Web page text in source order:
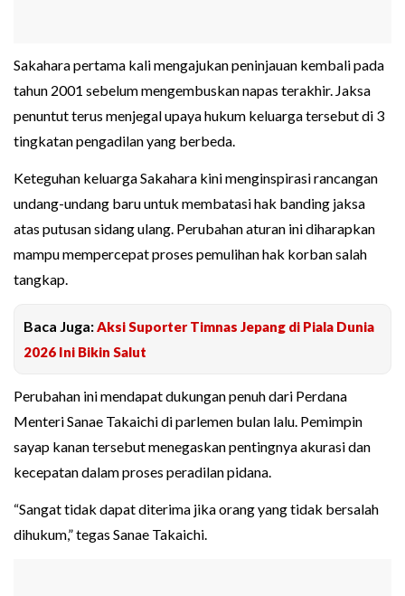
Sakahara pertama kali mengajukan peninjauan kembali pada
tahun 2001 sebelum mengembuskan napas terakhir. Jaksa
penuntut terus menjegal upaya hukum keluarga tersebut di 3
tingkatan pengadilan yang berbeda.
Keteguhan keluarga Sakahara kini menginspirasi rancangan
undang-undang baru untuk membatasi hak banding jaksa
atas putusan sidang ulang. Perubahan aturan ini diharapkan
mampu mempercepat proses pemulihan hak korban salah
tangkap.
Baca Juga: Aksi Suporter Timnas Jepang di Piala Dunia
2026 Ini Bikin Salut
Perubahan ini mendapat dukungan penuh dari Perdana
Menteri Sanae Takaichi di parlemen bulan lalu. Pemimpin
sayap kanan tersebut menegaskan pentingnya akurasi dan
kecepatan dalam proses peradilan pidana.
“Sangat tidak dapat diterima jika orang yang tidak bersalah
dihukum,” tegas Sanae Takaichi.